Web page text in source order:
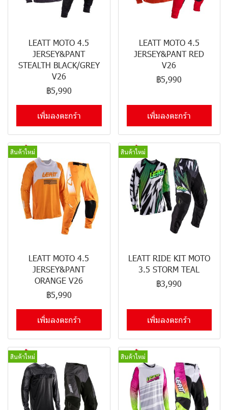
LEATT MOTO 4.5
JERSEY&PANT
STEALTH BLACK/GREY
V26
฿5,990
เพิ่มลงตะกร้า
LEATT MOTO 4.5
JERSEY&PANT RED
V26
฿5,990
เพิ่มลงตะกร้า
สินค้าใหม่
LEATT MOTO 4.5
JERSEY&PANT
ORANGE V26
฿5,990
เพิ่มลงตะกร้า
สินค้าใหม่
LEATT RIDE KIT MOTO
3.5 STORM TEAL
฿3,990
เพิ่มลงตะกร้า
สินค้าใหม่ สินค้าใหม่